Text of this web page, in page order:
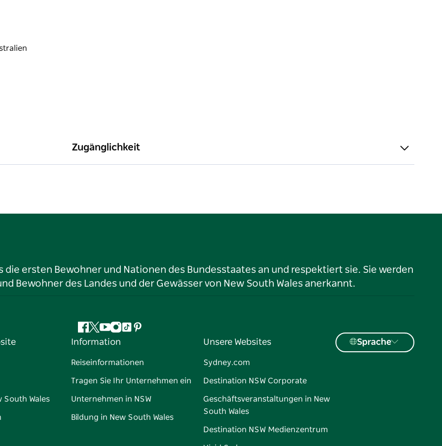
Zugänglichkeit
die ersten Bewohner und Nationen des Bundesstaates an und respektiert sie. Sie werden
Bewohner des Landes und der Gewässer von New South Wales anerkannt.
Facebook
Twitter
YouTube
Instagram
TikTokPinterest
South Wales
Information
Reiseinformationen
Tragen Sie Ihr Unternehmen ein
Unternehmen in NSW
Bildung in New South Wales
Unsere Websites
Sydney.com
Destination NSW Corporate
Geschäftsveranstaltungen in New
South Wales
Destination NSW Medienzentrum
Sprache